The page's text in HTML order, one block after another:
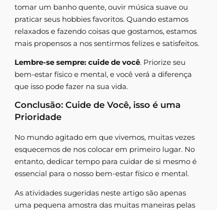
tomar um banho quente, ouvir música suave ou
praticar seus hobbies favoritos. Quando estamos
relaxados e fazendo coisas que gostamos, estamos
mais propensos a nos sentirmos felizes e satisfeitos.
Lembre-se sempre: cuide de você. Priorize seu
bem-estar físico e mental, e você verá a diferença
que isso pode fazer na sua vida.
Conclusão: Cuide de Você, isso é uma
Prioridade
No mundo agitado em que vivemos, muitas vezes
esquecemos de nos colocar em primeiro lugar. No
entanto, dedicar tempo para cuidar de si mesmo é
essencial para o nosso bem-estar físico e mental.
As atividades sugeridas neste artigo são apenas
uma pequena amostra das muitas maneiras pelas